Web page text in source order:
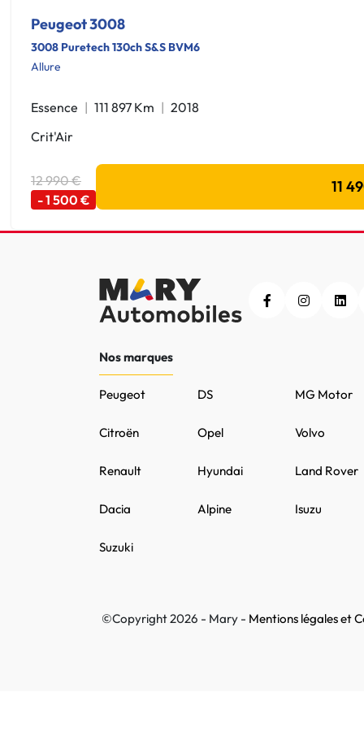
Peugeot 3008
3008 Puretech 130ch S&S BVM6
Allure
Essence 111 897 Km
2018
Crit'Air
12 990 €
- 1 500 €
11
Nos marques
Peugeot DS MG Motor
Citroën Opel Volvo
Renault Hyundai Land Rover
Dacia Alpine Isuzu
Suzuki
©Copyright 2026 - Mary - Mentions légales et